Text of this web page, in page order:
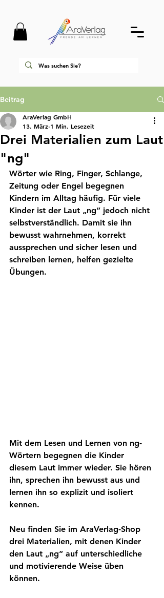
Beitrag
Drei Materialien zum Laut
"ng"
AraVerlag GmbH
13. März 1 Min. Lesezeit
Wörter wie Ring, Finger, Schlange,
Zeitung oder Engel begegnen
Kindern im Alltag häufig. Für viele
Kinder ist der Laut „ng“ jedoch nicht
selbstverständlich. Damit sie ihn
bewusst wahrnehmen, korrekt
aussprechen und sicher lesen und
schreiben lernen, helfen gezielte
Übungen.
Mit dem Lesen und Lernen von ng-
Wörtern begegnen die Kinder
diesem Laut immer wieder. Sie hören
ihn, sprechen ihn bewusst aus und
lernen ihn so explizit und isoliert
kennen.
Neu finden Sie im AraVerlag-Shop
drei Materialien, mit denen Kinder
den Laut „ng“ auf unterschiedliche
und motivierende Weise üben
können.